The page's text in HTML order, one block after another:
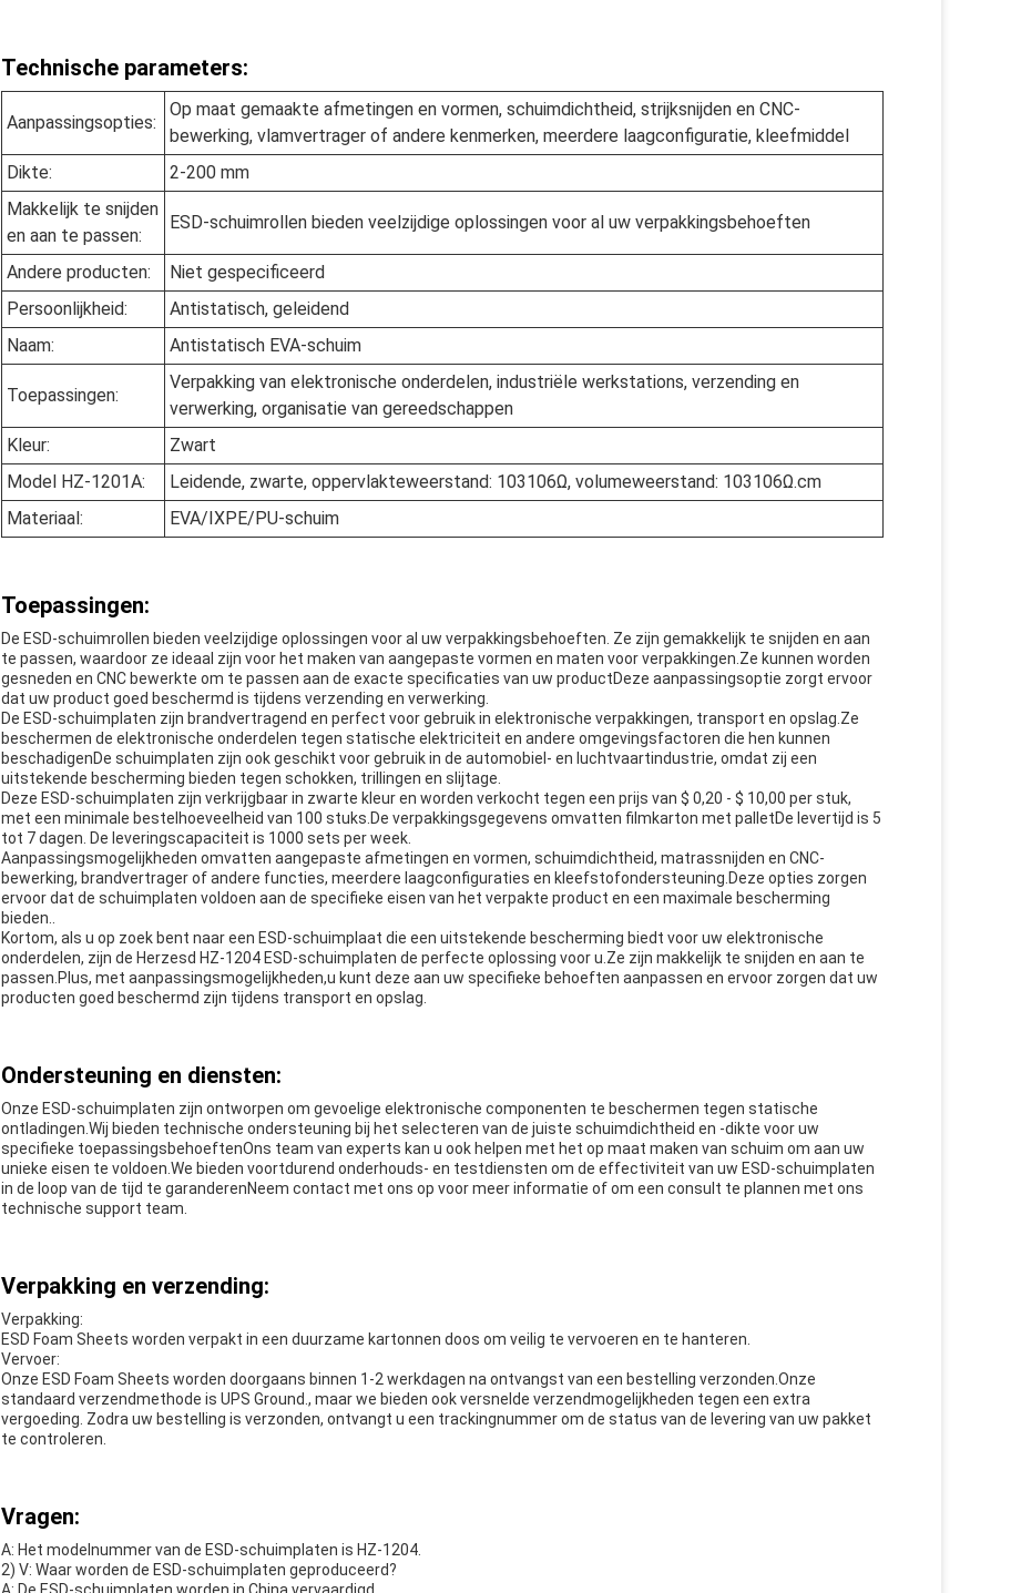
Technische parameters:
Aanpassingsopties:
Op maat gemaakte afmetingen en vormen, schuimdichtheid, strijksnijden en CNC-
bewerking, vlamvertrager of andere kenmerken, meerdere laagconfiguratie, kleefmiddel
Dikte:
2-200 mm
Makkelijk te snijden
en aan te passen:
ESD-schuimrollen bieden veelzijdige oplossingen voor al uw verpakkingsbehoeften
Andere producten:
Niet gespecificeerd
Persoonlijkheid:
Antistatisch, geleidend
Naam:
Antistatisch EVA-schuim
Toepassingen:
Verpakking van elektronische onderdelen, industriële werkstations, verzending en
verwerking, organisatie van gereedschappen
Kleur:
Zwart
Model HZ-1201A:
Leidende, zwarte, oppervlakteweerstand: 103106Ω, volumeweerstand: 103106Ω.cm
Materiaal:
EVA/IXPE/PU-schuim
Toepassingen:
De ESD-schuimrollen bieden veelzijdige oplossingen voor al uw verpakkingsbehoeften. Ze zijn gemakkelijk te snijden en aan
te passen, waardoor ze ideaal zijn voor het maken van aangepaste vormen en maten voor verpakkingen.Ze kunnen worden
gesneden en CNC bewerkte om te passen aan de exacte specificaties van uw productDeze aanpassingsoptie zorgt ervoor
dat uw product goed beschermd is tijdens verzending en verwerking.
De ESD-schuimplaten zijn brandvertragend en perfect voor gebruik in elektronische verpakkingen, transport en opslag.Ze
beschermen de elektronische onderdelen tegen statische elektriciteit en andere omgevingsfactoren die hen kunnen
beschadigenDe schuimplaten zijn ook geschikt voor gebruik in de automobiel- en luchtvaartindustrie, omdat zij een
uitstekende bescherming bieden tegen schokken, trillingen en slijtage.
Deze ESD-schuimplaten zijn verkrijgbaar in zwarte kleur en worden verkocht tegen een prijs van $ 0,20 - $ 10,00 per stuk,
met een minimale bestelhoeveelheid van 100 stuks.De verpakkingsgegevens omvatten filmkarton met palletDe levertijd is 5
tot 7 dagen. De leveringscapaciteit is 1000 sets per week.
Aanpassingsmogelijkheden omvatten aangepaste afmetingen en vormen, schuimdichtheid, matrassnijden en CNC-
bewerking, brandvertrager of andere functies, meerdere laagconfiguraties en kleefstofondersteuning.Deze opties zorgen
ervoor dat de schuimplaten voldoen aan de specifieke eisen van het verpakte product en een maximale bescherming
bieden..
Kortom, als u op zoek bent naar een ESD-schuimplaat die een uitstekende bescherming biedt voor uw elektronische
onderdelen, zijn de Herzesd HZ-1204 ESD-schuimplaten de perfecte oplossing voor u.Ze zijn makkelijk te snijden en aan te
passen.Plus, met aanpassingsmogelijkheden,u kunt deze aan uw specifieke behoeften aanpassen en ervoor zorgen dat uw
producten goed beschermd zijn tijdens transport en opslag.
Ondersteuning en diensten:
Onze ESD-schuimplaten zijn ontworpen om gevoelige elektronische componenten te beschermen tegen statische
ontladingen.Wij bieden technische ondersteuning bij het selecteren van de juiste schuimdichtheid en -dikte voor uw
specifieke toepassingsbehoeftenOns team van experts kan u ook helpen met het op maat maken van schuim om aan uw
unieke eisen te voldoen.We bieden voortdurend onderhouds- en testdiensten om de effectiviteit van uw ESD-schuimplaten
in de loop van de tijd te garanderenNeem contact met ons op voor meer informatie of om een consult te plannen met ons
technische support team.
Verpakking en verzending:
Verpakking:
ESD Foam Sheets worden verpakt in een duurzame kartonnen doos om veilig te vervoeren en te hanteren.
Vervoer:
Onze ESD Foam Sheets worden doorgaans binnen 1-2 werkdagen na ontvangst van een bestelling verzonden.Onze
standaard verzendmethode is UPS Ground., maar we bieden ook versnelde verzendmogelijkheden tegen een extra
vergoeding. Zodra uw bestelling is verzonden, ontvangt u een trackingnummer om de status van de levering van uw pakket
te controleren.
Vragen:
A: Het modelnummer van de ESD-schuimplaten is HZ-1204.
2) V: Waar worden de ESD-schuimplaten geproduceerd?